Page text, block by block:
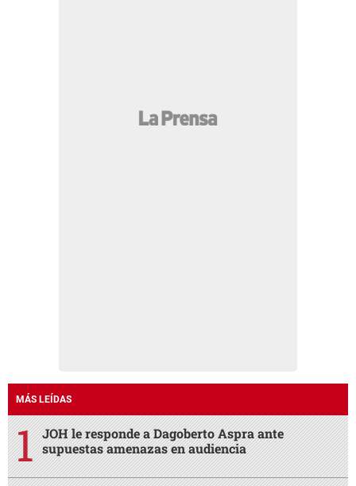
MÁS LEÍDAS
JOH le responde a Dagoberto Aspra ante
supuestas amenazas en audiencia